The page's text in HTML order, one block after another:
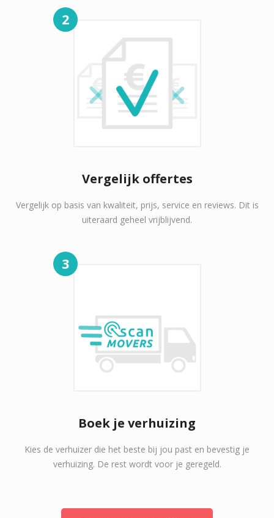
2
Vergelijk offertes
Vergelijk op basis van kwaliteit, prijs, service en reviews. Dit is
uiteraard geheel vrijblijvend.
3
Boek je verhuizing
Kies de verhuizer die het beste bij jou past en bevestig je
verhuizing. De rest wordt voor je geregeld.